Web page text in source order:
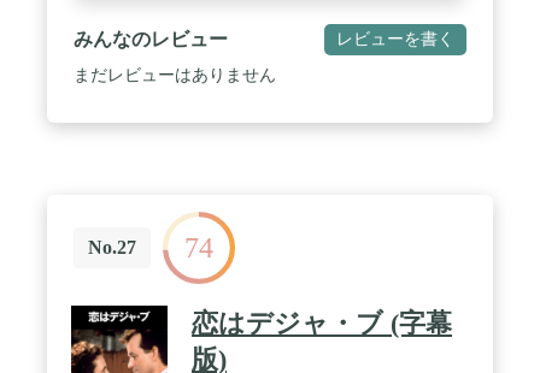
みんなのレビュー レビューを書く
まだレビューはありません
No.27 74
恋はデジャ・ブ (字幕
版)